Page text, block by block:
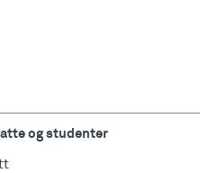
og studenter